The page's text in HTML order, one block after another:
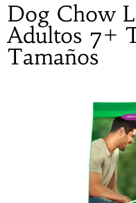
Dog Chow
Adultos 7+
Tamaños